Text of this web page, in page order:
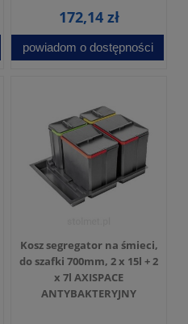
172,14 zł
powiadom o dostępności
Kosz segregator na śmieci,
do szafki 700mm, 2 x 15l + 2
x 7l AXISPACE
ANTYBAKTERYJNY